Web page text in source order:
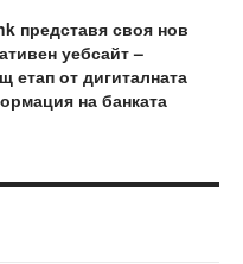
представя своя нов
уебсайт –
етап от дигиталната
на банката